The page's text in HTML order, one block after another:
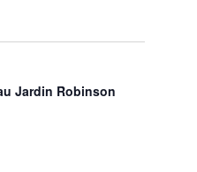
Jardin Robinson